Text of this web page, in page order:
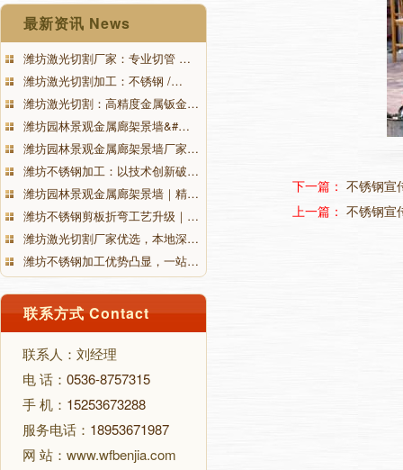
最新资讯 News
潍坊激光切割厂家：专业切管 …
潍坊激光切割加工：不锈钢 /…
潍坊激光切割：高精度金属钣金…
潍坊园林景观金属廊架景墙&#…
潍坊园林景观金属廊架景墙厂家…
潍坊不锈钢加工：以技术创新破…
潍坊园林景观金属廊架景墙｜精…
潍坊不锈钢剪板折弯工艺升级｜…
潍坊激光切割厂家优选，本地深…
潍坊不锈钢加工优势凸显，一站…
联系方式 Contact
联系人：刘经理
电 话： 0536-8757315
手 机： 15253673288
服务电话： 18953671987
网 站：www.wfbenjia.com
下一篇： 不锈钢宣
上一篇： 不锈钢宣